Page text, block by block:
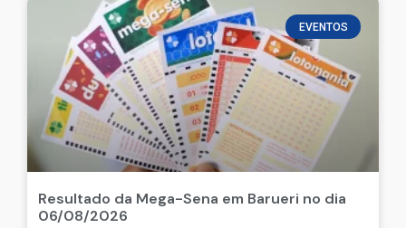
EVENTOS
Resultado da Mega-Sena em Barueri no dia
06/08/2026